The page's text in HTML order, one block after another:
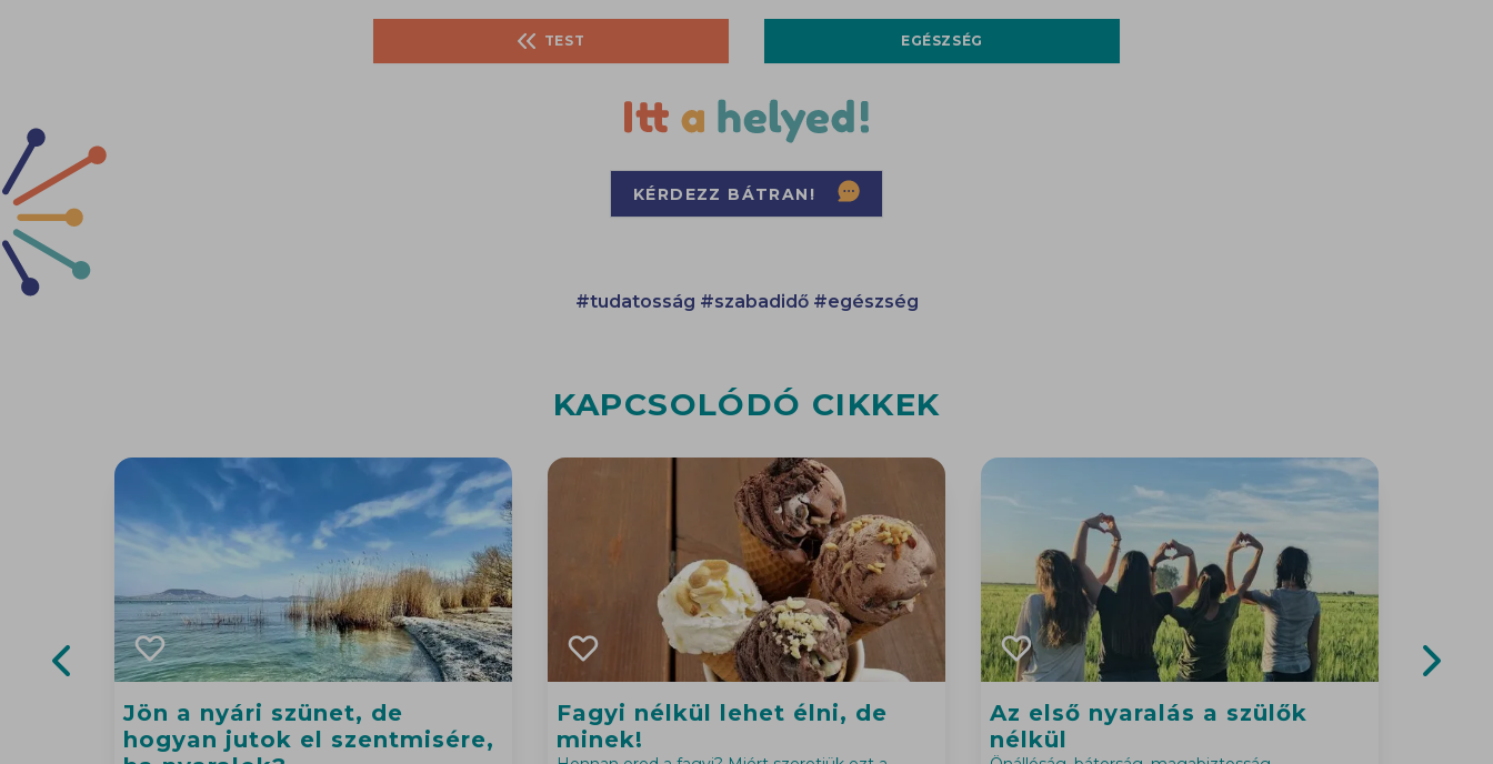
TEST EGÉSZSÉG
KÉRDEZZ BÁTRAN!
#tudatosság #szabadidő #egészség
KAPCSOLÓDÓ CIKKEK
Jön a nyári szünet, de
hogyan jutok el szentmisére,
Fagyi nélkül lehet élni, de
minek!
Az első nyaralás a szülők
nélkül
Previous slide